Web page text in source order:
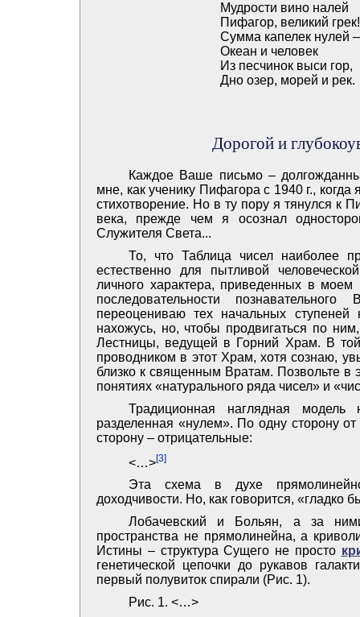
Мудрости вино налей
Пифагор, великий грек!
Сумма капелек нулей –
Океан и человек
Из песчинок выси гор,
Дно озер, морей и рек.
Дорогой и
Каждое Ваше письмо –
мне, как ученику Пифагора с 1940 г.,
стихотворение. Но в ту пору я тянулся к
века, прежде чем я осознал
Служителя Света...
То, что Таблица чисел наиболее
естественно для пытливой
личного характера, приведенных в
последовательности
переоцениваю тех начальных ступеней
нахожусь, но, чтобы продвигаться по
Лестницы, ведущей в Горний Храм. В
проводником в этот Храм, хотя сознаю,
близко к священным Вратам. Позвольте в
понятиях «натурального ряда чисел» и
Традиционная наглядная модель
разделенная «нулем». По одну сторону
сторону – отрицательные:
<…>[3]
Эта схема в духе
доходчивости. Но, как говорится, «гладко
Лобачевский и Больян, а за
пространства не прямолинейна, а
Истины – структура Сущего не просто
генетической цепочки до рукавов
первый полувиток спирали (Рис. 1).
Рис. 1. <…>